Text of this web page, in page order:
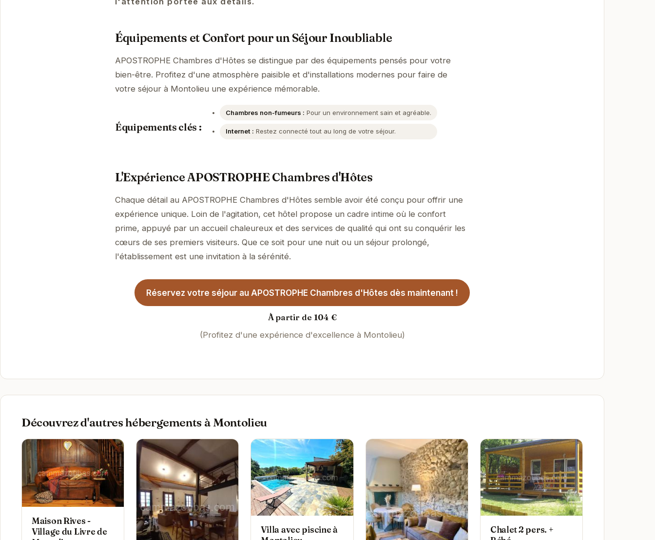
Équipements et Confort pour un Séjour Inoubliable
APOSTROPHE Chambres d'Hôtes se distingue par des équipements pensés pour votre
bien-être. Profitez d'une atmosphère paisible et d'installations modernes pour faire de
votre séjour à Montolieu une expérience mémorable.
Équipements clés :
Chambres non-fumeurs : Pour un environnement sain et agréable.
Internet : Restez connecté tout au long de votre séjour.
L'Expérience APOSTROPHE Chambres d'Hôtes
Chaque détail au APOSTROPHE Chambres d'Hôtes semble avoir été conçu pour offrir une
expérience unique. Loin de l'agitation, cet hôtel propose un cadre intime où le confort
prime, appuyé par un accueil chaleureux et des services de qualité qui ont su conquérir les
cœurs de ses premiers visiteurs. Que ce soit pour une nuit ou un séjour prolongé,
l'établissement est une invitation à la sérénité.
Réservez votre séjour au APOSTROPHE Chambres d'Hôtes dès maintenant !
À partir de 104 €
(Profitez d'une expérience d'excellence à Montolieu)
Découvrez d'autres hébergements à Montolieu
Maison Rives -
Village du Livre de
Villa avec piscine à
Chalet 2 pers. +